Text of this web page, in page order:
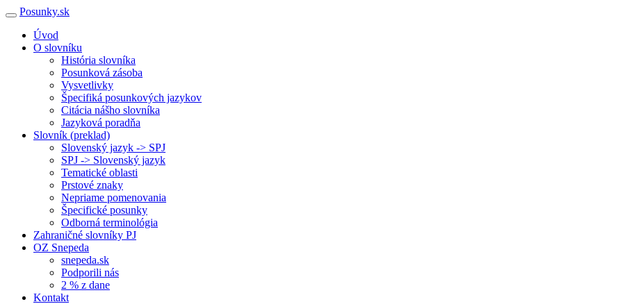
Posunky.sk
Úvod
O slovníku
História slovníka
Posunková zásoba
Vysvetlivky
Špecifiká posunkových jazykov
Citácia nášho slovníka
Jazyková poradňa
Slovník (preklad)
Slovenský jazyk -> SPJ
SPJ -> Slovenský jazyk
Tematické oblasti
Prstové znaky
Nepriame pomenovania
Špecifické posunky
Odborná terminológia
Zahraničné slovníky PJ
OZ Snepeda
snepeda.sk
Podporili nás
2 % z dane
Kontakt